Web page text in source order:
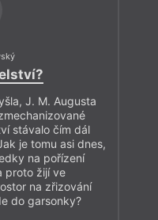
J. M. Augusta
stávalo čím dál
je tomu asi dnes,
na pořízení
proto žijí ve
na zřizování
do garsonky?